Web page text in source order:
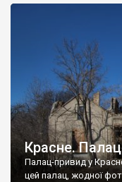
Красне.
Палац-привид у
цей палац, жодної